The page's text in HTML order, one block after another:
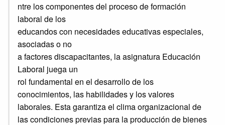
ntre los componentes del proceso de formación
laboral de los
educandos con necesidades educativas especiales,
asociadas o no
a factores discapacitantes, la asignatura Educación
Laboral juega un
rol fundamental en el desarrollo de los
conocimientos, las habilidades y los valores
laborales. Esta garantiza el clima organizacional de
las condiciones previas para la producción de bienes